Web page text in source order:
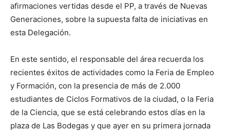
afirmaciones vertidas desde el PP, a través de Nuevas
Generaciones, sobre la supuesta falta de iniciativas en
esta Delegación.
En este sentido, el responsable del área recuerda los
recientes éxitos de actividades como la Feria de Empleo
y Formación, con la presencia de más de 2.000
estudiantes de Ciclos Formativos de la ciudad, o la Feria
de la Ciencia, que se está celebrando estos días en la
plaza de Las Bodegas y que ayer en su primera jornada